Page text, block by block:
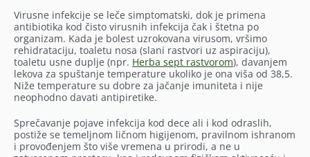
Virusne infekcije se leče simptomatski, dok je primena
antibiotika kod čisto virusnih infekcija čak i štetna po
organizam. Kada je bolest uzrokovana virusom, vršimo
rehidrataciju, toaletu nosa (slani rastvori uz aspiraciju),
toaletu usne duplje (npr. Herba sept rastvorom), davanjem
lekova za spuštanje temperature ukoliko je ona viša od 38,5.
Niže temperature su dobre za jačanje imuniteta i nije
neophodno davati antipiretike.
Sprečavanje pojave infekcija kod dece ali i kod odraslih,
postiže se temeljnom ličnom higijenom, pravilnom ishranom
i provođenjem što više vremena u prirodi, a ne u